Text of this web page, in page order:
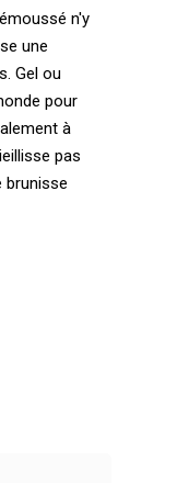
n'y
une
Gel ou
pour
à
pas
brunisse